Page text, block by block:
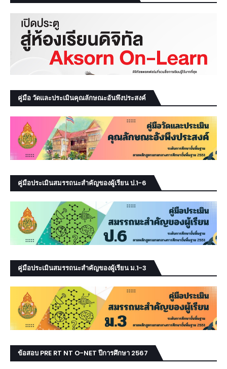
คู่มือ วัดและประเมินคุณลักษณะอันพึงประสงค์
คู่มือประเมินสมรรถนะสำคัญของผู้เรียน ป.1-6
คู่มือประเมินสมรรถนะสำคัญของผู้เรียน ม.1-3
ข้อสอบ PRE RT NT O-NET ปีการศึกษา 2567